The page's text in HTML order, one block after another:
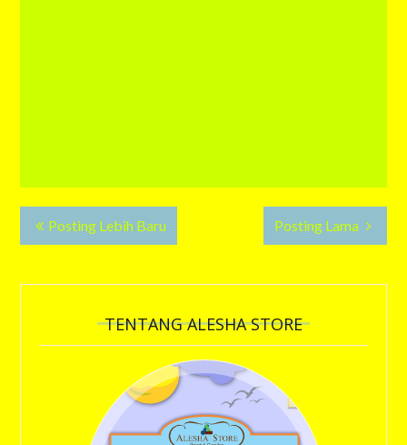
Posting Lebih Baru Posting Lama
TENTANG ALESHA STORE